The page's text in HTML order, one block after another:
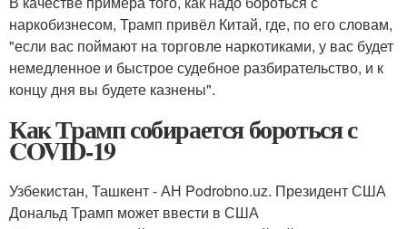
наркобизнесом, Трамп привёл Китай, где, по его словам,
"если вас поймают на торговле наркотиками, у вас будет
немедленное и быстрое судебное разбирательство, и к
концу дня вы будете казнены".
Как Трамп собирается бороться с
COVID-19
Узбекистан, Ташкент - АН Podrobno.uz. Президент США
Дональд Трамп может ввести в США